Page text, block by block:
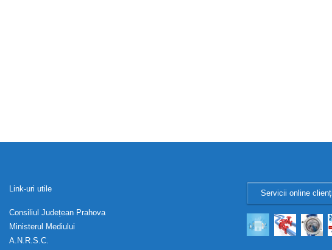
Link-uri utile
Consiliul Județean Prahova
Ministerul Mediului
A.N.R.S.C.
Servicii online clienți